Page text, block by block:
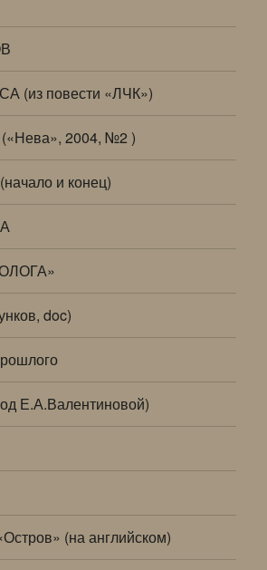
(из повести «ЛЧК»)
2004, №2 )
и конец)
doc)
Е.А.Валентиновой)
(на английском)